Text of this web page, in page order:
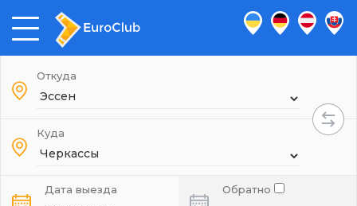
Откуда
Куда
Дата выезда Обратно